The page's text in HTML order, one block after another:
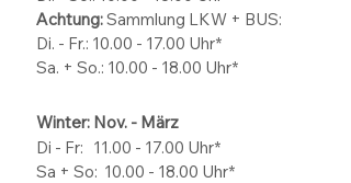
Achtung:Sammlung LKW + BUS:
Di. - Fr.: 10.00 - 17.00 Uhr*
Sa. + So.: 10.00 - 18.00 Uhr*
Winter: Nov. - März
Di - Fr: 11.00 - 17.00 Uhr*
Sa + So: 10.00 - 18.00 Uhr*